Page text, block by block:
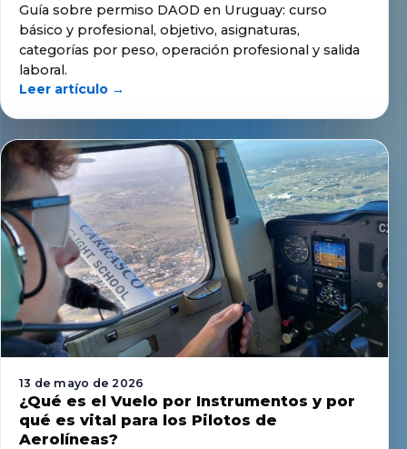
Guía sobre permiso DAOD en Uruguay: curso
básico y profesional, objetivo, asignaturas,
categorías por peso, operación profesional y salida
laboral.
Leer artículo →
13 de mayo de 2026
¿Qué es el Vuelo por Instrumentos y por
qué es vital para los Pilotos de
Aerolíneas?